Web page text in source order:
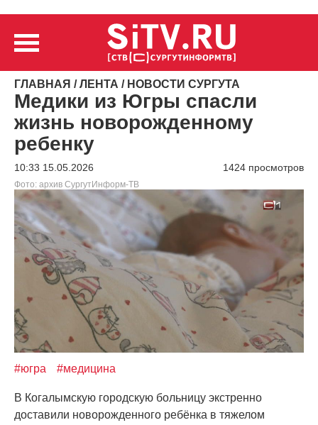
ГЛАВНАЯ /ЛЕНТА / НОВОСТИ СУРГУТА
Медики из Югры спасли
жизнь новорожденному
ребенку
10:33 15.05.2026 1424 просмотров
Фото: архив СургутИнформ-ТВ
#югра #медицина
В Когалымскую городскую больницу экстренно
доставили новорожденного ребёнка в тяжелом